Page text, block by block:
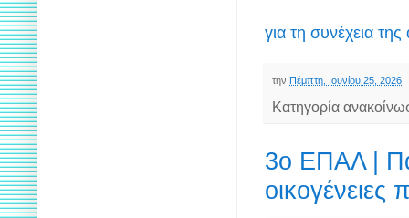
για τη συνέχεια
την Πέμπτη, Ιουνίου 25, 2026
Κατηγορία
3ο ΕΠΑΛ |